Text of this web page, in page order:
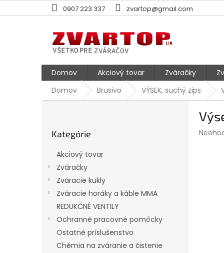
na
0907 223 337 zvartop@gmail.com
Domov Akciový tovar Zváračky
Domov
Brusivo VÝSEK, suchý zips
kategórie
Kategórie
Akciový tovar
Zváračky
Zváracie kukly
Zváracie horáky a káble MMA
REDUKČNÉ VENTILY
Ochranné pracovné pomôcky
Ostatné príslušenstvo
Chémia na zváranie a čistenie